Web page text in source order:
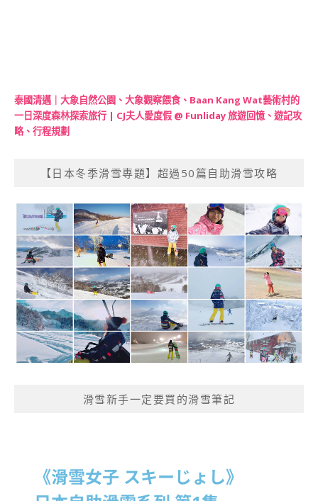
泰國清邁｜大象自然公園、大象觀察餵食、Baan Kang Wat藝術村的
一日深度森林探索旅行 | CJ夫人愛度假 @ Funliday 旅遊回憶、遊記攻
略、行程規劃
【日本冬季滑雪專題】超過50篇自助滑雪攻略
滑雪新手一定要買的滑雪筆記